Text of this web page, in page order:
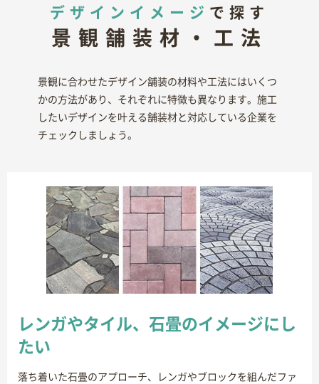
デザインイメージ で探す
景観舗装材・工法
景観に合わせたデザイン舗装の材料や工法にはいくつ
かの方法があり、それぞれに特徴も異なります。施工
したいデザインを叶える舗装材と対応している企業を
チェックしましょう。
レンガやタイル、石畳のイメージにし
たい
落ち着いた石畳のアプローチ、レンガやブロックを組んだファ